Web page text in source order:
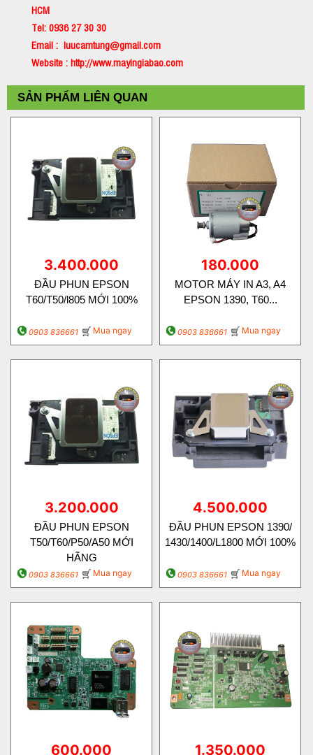
HCM
Tel: 0936 27 30 30
Email : luucamtung@gmail.com
Website : http://www.mayingiabao.com
SẢN PHẨM LIÊN QUAN
3.400.000
ĐẦU PHUN EPSON
T60/T50/l805 MỚI 100%
0903 836661 Mua ngay
180.000
MOTOR MÁY IN A3, A4
EPSON 1390, T60...
0903 836661 Mua ngay
3.200.000
ĐẦU PHUN EPSON
T50/T60/P50/A50 MỚI
HÃNG
0903 836661 Mua ngay
4.500.000
ĐẦU PHUN EPSON 1390/
1430/1400/L1800 MỚI 100%
0903 836661 Mua ngay
600.000 1.350.000